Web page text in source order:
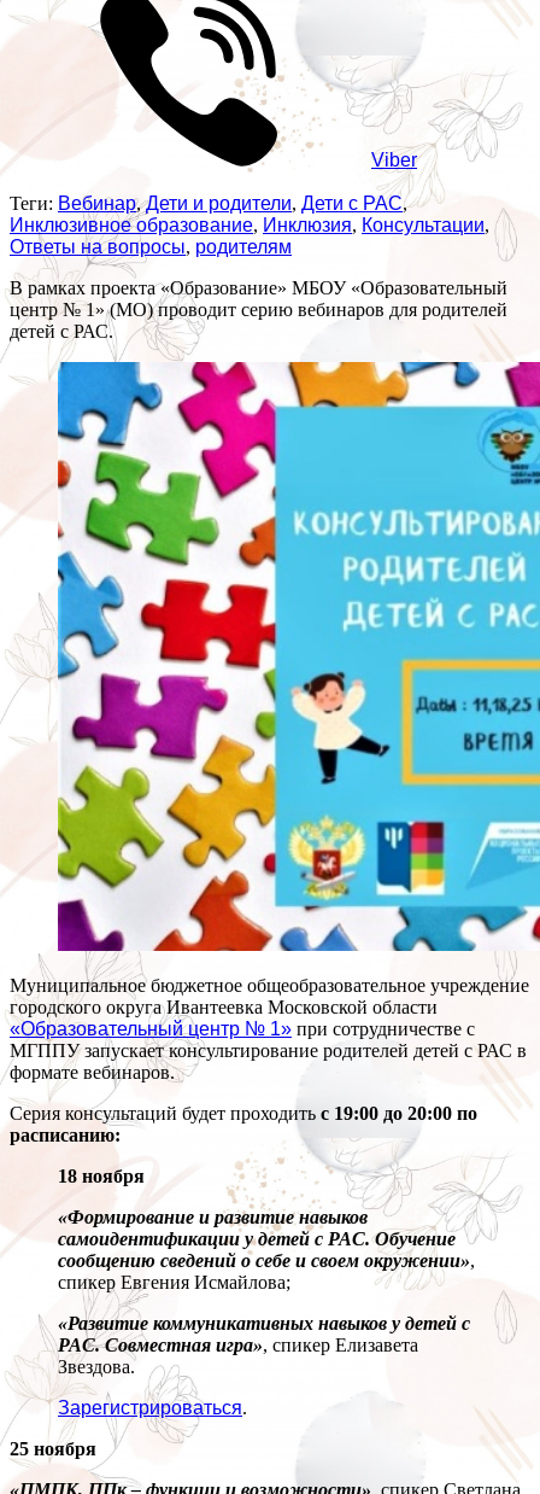
Viber
Теги: Вебинар,Дети и родители, Дети с РАС,
Инклюзивное образование, Инклюзия, Консультации,
Ответы на вопросы, родителям
В рамках проекта «Образование» МБОУ «Образовательный
центр № 1» (МО) проводит серию вебинаров для родителей
детей с РАС.
Муниципальное бюджетное общеобразовательное учреждение
городского округа Ивантеевка Московской области
«Образовательный центр № 1» при сотрудничестве с
МГППУ запускает консультирование родителей детей с РАС в
формате вебинаров.
Серия консультаций будет проходить с 19:00 до 20:00 по
расписанию:
18 ноября
«Формирование и развитие навыков
самоидентификации у детей с РАС. Обучение
сообщению сведений о себе и своем окружении»,
спикер Евгения Исмайлова;
«Развитие коммуникативных навыков у детей с
РАС. Совместная игра», спикер Елизавета
Звездова.
Зарегистрироваться.
25 ноября